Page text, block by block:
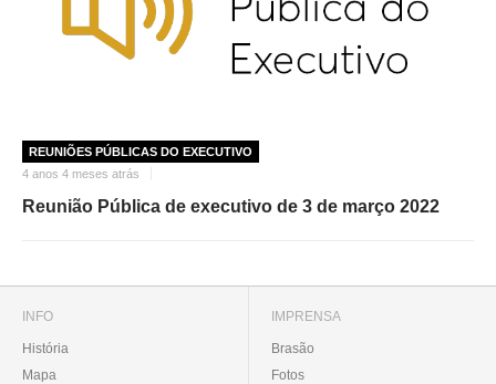
REUNIÕES PÚBLICAS DO EXECUTIVO
4 anos 4 meses atrás
Reunião Pública de executivo de 3 de março 2022
INFO
História
Mapa
IMPRENSA
Brasão
Fotos